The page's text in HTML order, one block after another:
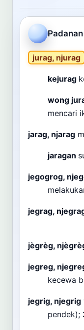
Dashboard
jurag, njurag
kejurag
wong
mencari
jarag, njarag
jaragan
jegogrog,
jegrag,
jègrèg,
jegreg,
kecewa
jegrig, njegrig
pendek);